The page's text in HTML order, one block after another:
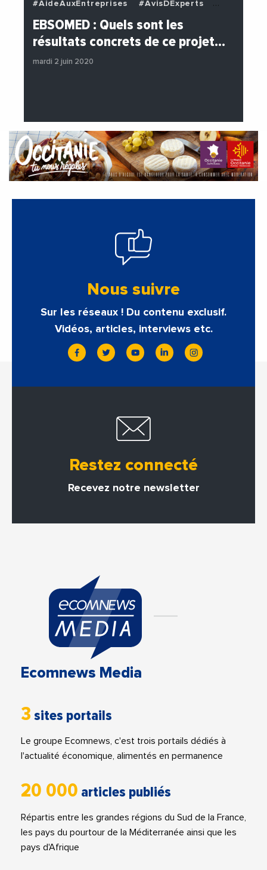
#AideAuxEntreprises
#AvisDExperts
#BuzzNews
#Decideurs
#EchangesMediterraneens
#Entreprises
#Institutions
#PhotosEtVideos
EBSOMED : Quels sont les
résultats concrets de ce projet…
mardi 2 juin 2020
Nous suivre
Sur les réseaux ! Du contenu exclusif.
Vidéos, articles, interviews etc.
Restez connecté
Recevez notre newsletter
Ecomnews Media
3 sites portails
Le groupe Ecomnews, c'est trois portails dédiés à
l'actualité économique, alimentés en permanence
20 000 articles publiés
Répartis entre les grandes régions du Sud de la France,
les pays du pourtour de la Méditerranée ainsi que les
pays d'Afrique